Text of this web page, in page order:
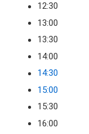
12:30
13:00
13:30
14:00
14:30
15:00
15:30
16:00